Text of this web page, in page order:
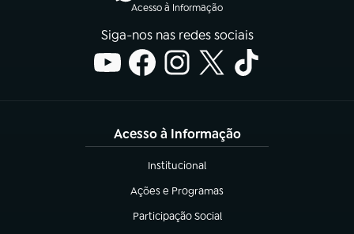
Acesso à Informação
Siga-nos nas redes sociais
Acesso à Informação
Institucional
(abre em nova aba)
Ações e Programas
(abre em nova aba)
Participação Social
(abre em nova aba)